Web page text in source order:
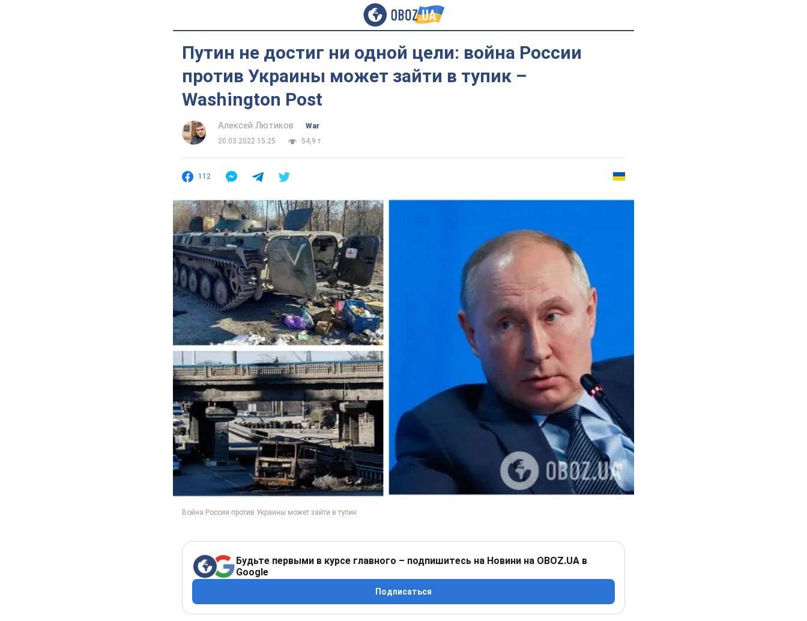
Путин не достиг ни одной цели: война России
против Украины может зайти в тупик –
Washington Post
Алексей Лютиков
War
20.03.2022 15:25
54,9 т.
112
Будьте первыми в курсе главного – подпишитесь на Новини на OBOZ.UA в
Google
Подписаться